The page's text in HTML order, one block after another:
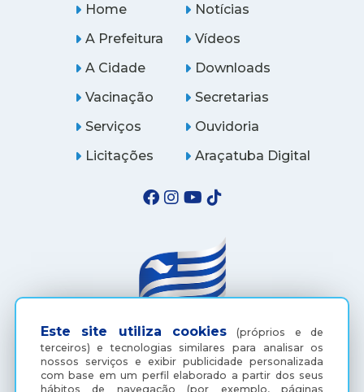
Este site utiliza cookies (próprios e de
terceiros) e tecnologias similares para analisar os
nossos serviços e exibir publicidade personalizada
com base em um perfil elaborado a partir dos seus
hábitos de navegação (por exemplo, páginas
Home
A Prefeitura
A Cidade
Notícias
Vídeos
Downloads
Vacinação
Serviços
Licitações
Secretarias
Ouvidoria
Araçatuba Digital
(18) 3607-6500